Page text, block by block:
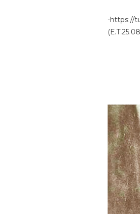
-https://